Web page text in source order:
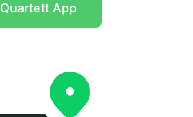
Quartett App